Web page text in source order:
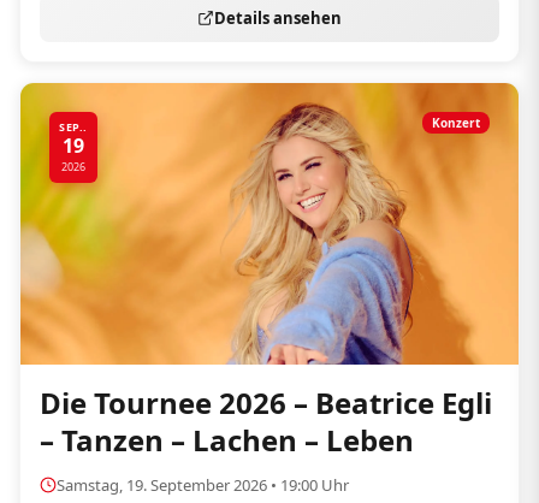
Details ansehen
SEP..
19
2026
Konzert
Die Tournee 2026 – Beatrice Egli
– Tanzen – Lachen – Leben
Samstag, 19. September 2026 • 19:00 Uhr